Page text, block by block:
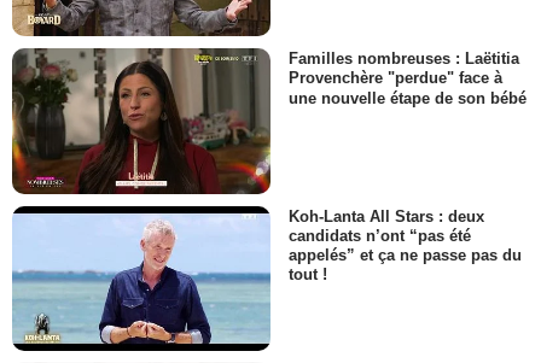
Familles nombreuses : Laëtitia
Provenchère "perdue" face à
une nouvelle étape de son bébé
Koh-Lanta All Stars : deux
candidats n’ont “pas été
appelés” et ça ne passe pas du
tout !